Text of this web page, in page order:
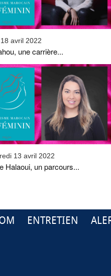
avril 2022
une carrière...
DE PUBLICATION : ALERTES_INFOSTITRE :
HALAOUI, UN PARCOURS SANS
13 avril 2022
Halaoui, un parcours...
ENTRETIEN